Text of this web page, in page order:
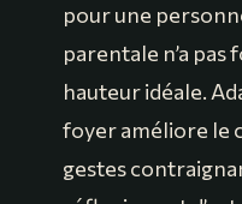
pour une
parentale n’a
hauteur idéale.
foyer améliore le
gestes